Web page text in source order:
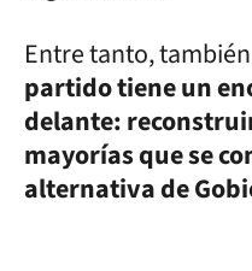
Entre tanto,
partido tiene un
delante:
mayorías que se
alternativa de